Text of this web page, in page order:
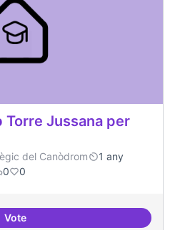
Torre Jussana per
del Canòdrom
1 any
0 0
VoteCol·laboració amb Torre